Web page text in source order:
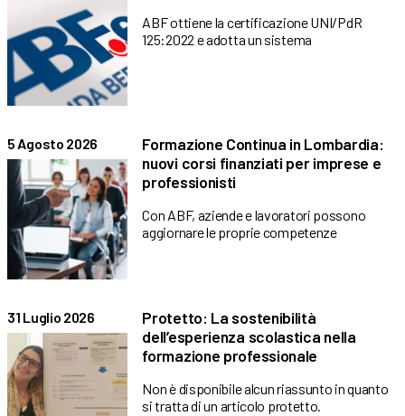
ABF ottiene la certificazione UNI/PdR
125:2022 e adotta un sistema
5 Agosto 2026
Formazione Continua in Lombardia:
nuovi corsi finanziati per imprese e
professionisti
Con ABF, aziende e lavoratori possono
aggiornare le proprie competenze
31 Luglio 2026
Protetto: La sostenibilità
dell’esperienza scolastica nella
formazione professionale
Non è disponibile alcun riassunto in quanto
si tratta di un articolo protetto.